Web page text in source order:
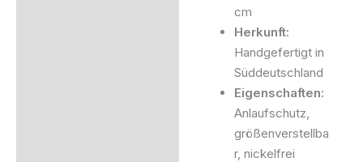
cm
Herkunft:
Handgefertigt in
Süddeutschland
Eigenschaften:
Anlaufschutz,
größenverstellba
r, nickelfrei